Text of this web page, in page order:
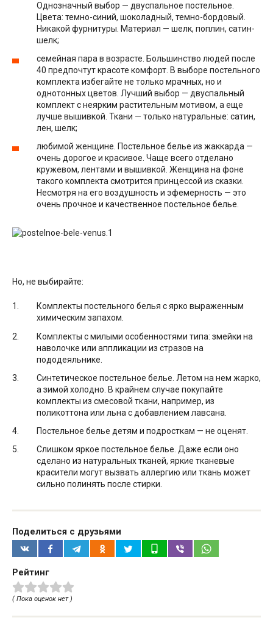
Однозначный выбор — двуспальное постельное.
Цвета: темно-синий, шоколадный, темно-бордовый.
Никакой фурнитуры. Материал — шелк, поплин, сатин-
шелк;
семейная пара в возрасте. Большинство людей после
40 предпочтут красоте комфорт. В выборе постельного
комплекта избегайте не только мрачных, но и
однотонных цветов. Лучший выбор — двуспальный
комплект с неярким растительным мотивом, а еще
лучше вышивкой. Ткани — только натуральные: сатин,
лен, шелк;
любимой женщине. Постельное белье из жаккарда —
очень дорогое и красивое. Чаще всего отделано
кружевом, лентами и вышивкой. Женщина на фоне
такого комплекта смотрится принцессой из сказки.
Несмотря на его воздушность и эфемерность — это
очень прочное и качественное постельное белье.
Но, не выбирайте:
Комплекты постельного белья с ярко выраженным
химическим запахом.
Комплекты с милыми особенностями типа: змейки на
наволочке или аппликации из стразов на
пододеяльнике.
Синтетическое постельное белье. Летом на нем жарко,
а зимой холодно. В крайнем случае покупайте
комплекты из смесовой ткани, например, из
поликоттона или льна с добавлением лавсана.
Постельное белье детям и подросткам — не оценят.
Слишком яркое постельное белье. Даже если оно
сделано из натуральных тканей, яркие тканевые
красители могут вызвать аллергию или ткань может
сильно полинять после стирки.
Поделиться с друзьями
Рейтинг
( Пока оценок нет )